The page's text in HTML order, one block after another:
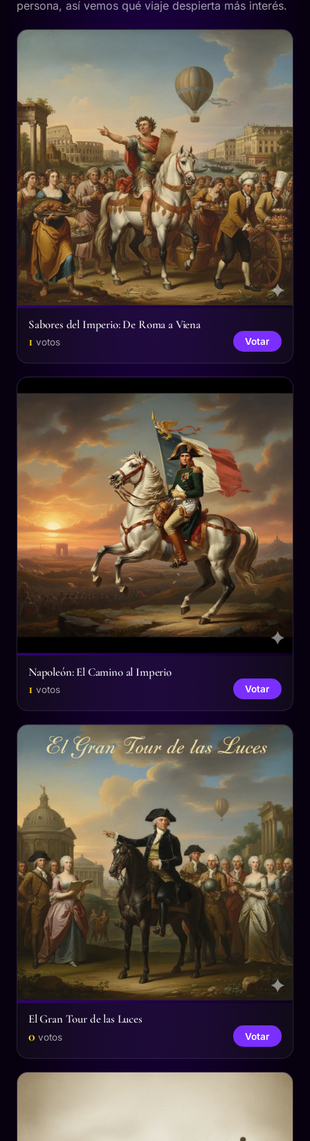
persona, así vemos qué viaje despierta más interés.
Sabores del Imperio: De Roma a Viena
1 votos Votar
Napoleón: El Camino al Imperio
1 votos Votar
El Gran Tour de las Luces
0 votos Votar